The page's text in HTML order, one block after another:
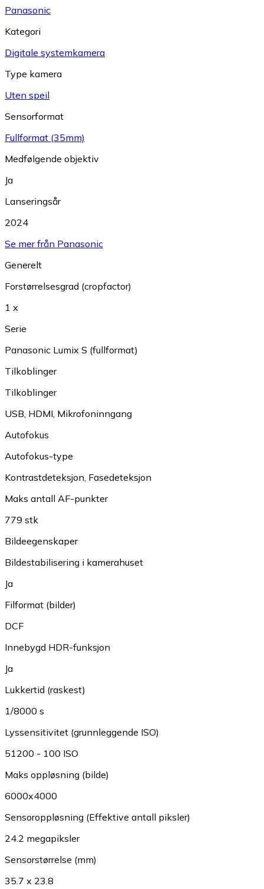
Panasonic
Kategori
Digitale systemkamera
Type kamera
Uten speil
Sensorformat
Fullformat (35mm)
Medfølgende objektiv
Ja
Lanseringsår
2024
Se mer från Panasonic
Generelt
Forstørrelsesgrad (cropfactor)
1 x
Serie
Panasonic Lumix S (fullformat)
Tilkoblinger
Tilkoblinger
USB HDMI Mikrofoninngang
Autofokus
Autofokus-type
Kontrastdeteksjon Fasedeteksjon
Maks antall AF-punkter
779 stk
Bildeegenskaper
Bildestabilisering i kamerahuset
Ja
Filformat (bilder)
DCF
Innebygd HDR-funksjon
Ja
Lukkertid (raskest)
1/8000 s
Lyssensitivitet (grunnleggende ISO)
51200 - 100 ISO
Maks oppløsning (bilde)
6000x4000
Sensoroppløsning (Effektive antall piksler)
24.2 megapiksler
Sensorstørrelse (mm)
35.7 x 23.8